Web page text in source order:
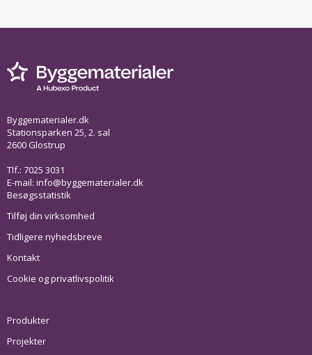
Byggematerialer.dk
Stationsparken 25, 2. sal
2600 Glostrup
Tlf.: 7025 3031
E-mail: info@byggematerialer.dk
Besøgsstatistik
Tilføj din virksomhed
Tidligere nyhedsbreve
Kontakt
Cookie og privatlivspolitik
Produkter
Projekter